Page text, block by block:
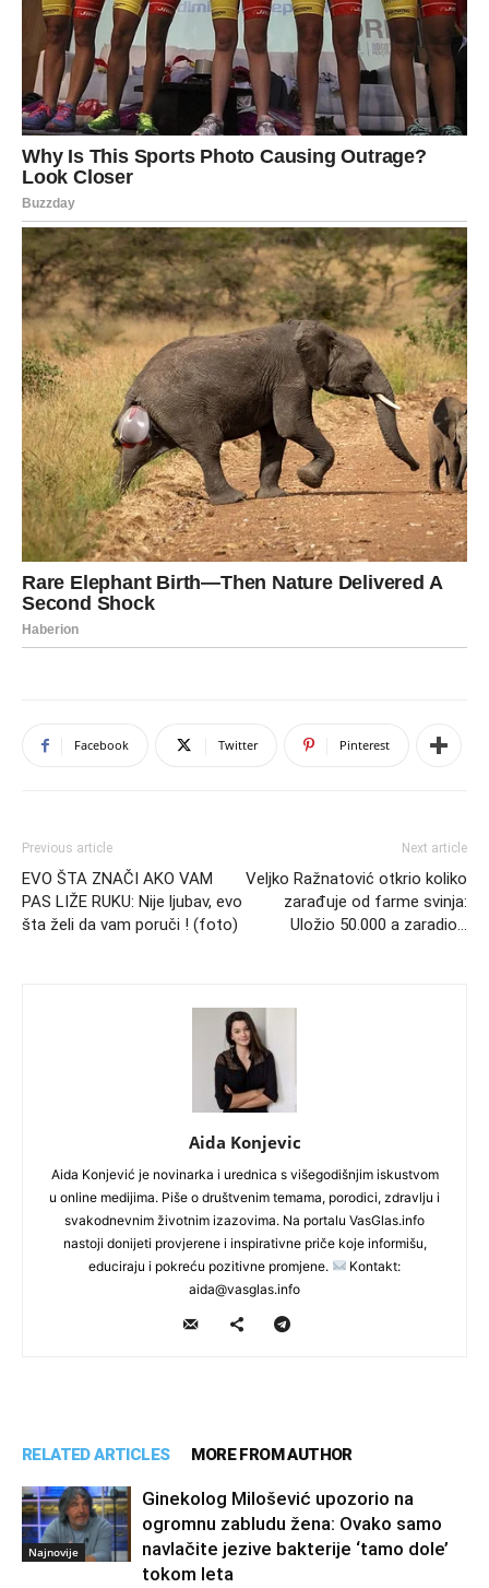
Facebook Twitter Pinterest
Previous article
EVO ŠTA ZNAČI AKO VAM
PAS LIŽE RUKU: Nije ljubav, evo
šta želi da vam poruči ! (foto)
Next article
Veljko Ražnatović otkrio koliko
zarađuje od farme svinja:
Uložio 50.000 a zaradio…
Aida Konjevic
Aida Konjević je novinarka i urednica s višegodišnjim iskustvom
u online medijima. Piše o društvenim temama, porodici, zdravlju i
svakodnevnim životnim izazovima. Na portalu VasGlas.info
nastoji donijeti provjerene i inspirativne priče koje informišu,
educiraju i pokreću pozitivne promjene.
Kontakt:
aida@vasglas.info
RELATED ARTICLES MORE FROM AUTHOR
Najnovije
Ginekolog Milošević upozorio na
ogromnu zabludu žena: Ovako samo
navlačite jezive bakterije ‘tamo dole’
tokom leta